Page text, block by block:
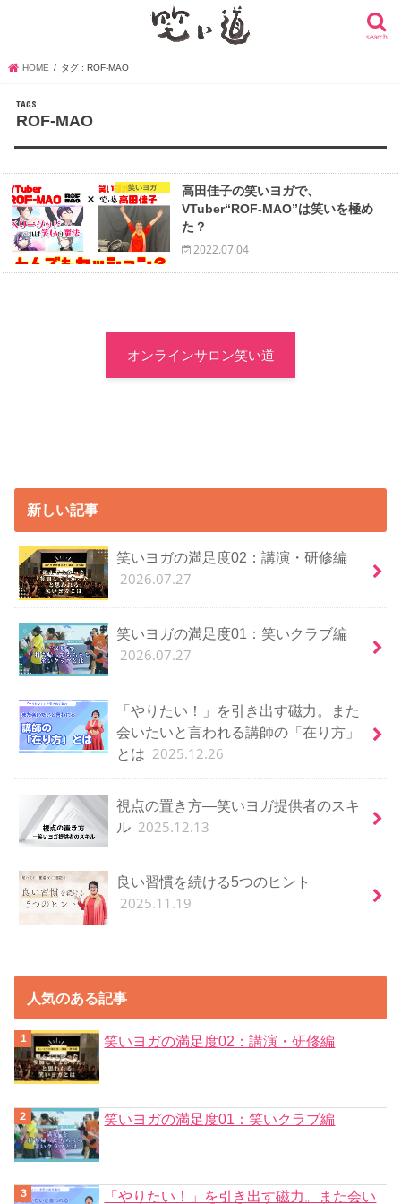
search
HOME タグ : ROF-MAO
ROF-MAO
笑いヨガ
高田佳子の笑いヨガで、
VTuber“ROF-MAO”は笑いを極め
た？
2022.07.04
オンラインサロン笑い道
新しい記事
笑いヨガの満足度02：講演・研修編
2026.07.27
笑いヨガの満足度01：笑いクラブ編
2026.07.27
「やりたい！」を引き出す磁力。また
会いたいと言われる講師の「在り方」
とは 2025.12.26
視点の置き方―笑いヨガ提供者のスキ
ル 2025.12.13
良い習慣を続ける5つのヒント
2025.11.19
人気のある記事
笑いヨガの満足度02：講演・研修編
笑いヨガの満足度01：笑いクラブ編
「やりたい！」を引き出す磁力。また会い